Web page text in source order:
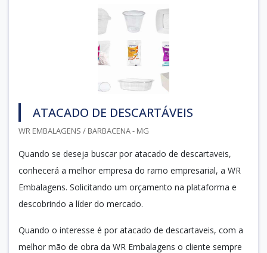
ATACADO DE DESCARTÁVEIS
WR EMBALAGENS / BARBACENA - MG
Quando se deseja buscar por atacado de descartaveis,
conhecerá a melhor empresa do ramo empresarial, a WR
Embalagens. Solicitando um orçamento na plataforma e
descobrindo a líder do mercado.
Quando o interesse é por atacado de descartaveis, com a
melhor mão de obra da WR Embalagens o cliente sempre